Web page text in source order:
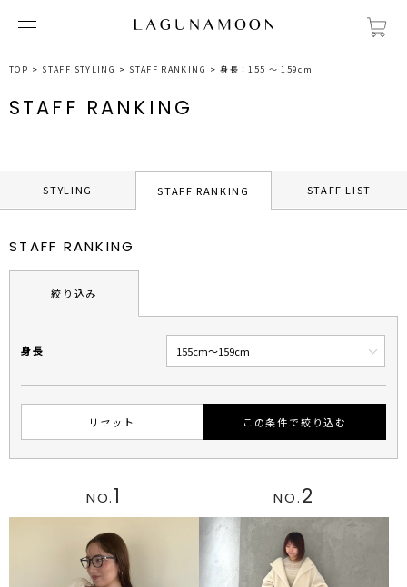
TOP STAFF STYLING STAFF RANKING 身長：155 ～ 159cm
STAFF RANKING
STYLING STAFF RANKING STAFF LIST
STAFF RANKING
絞り込み
身長
リセット この条件で絞り込む
NO.1 NO.2